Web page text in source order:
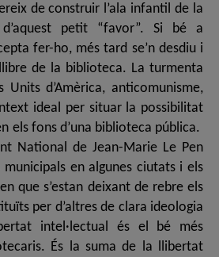
de construir l’ala infantil de la
petit “favor”. Si bé a
fer-ho, més tard se’n desdiu i
de la biblioteca. La turmenta
Units d’Amèrica, anticomunisme,
ideal per situar la possibilitat
els fons d’una biblioteca pública.
National de Jean-Marie Le Pen
municipals en algunes ciutats i els
que s’estan deixant de rebre els
per d’altres de clara ideologia
intel·lectual és el bé més
És la suma de la llibertat